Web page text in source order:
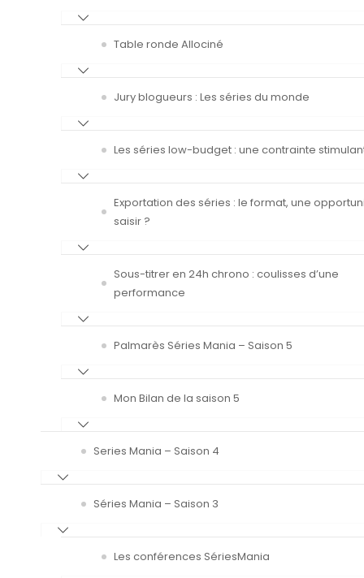
Table ronde Allociné
Jury blogueurs : Les séries du monde
Les séries low-budget : une contrainte
Exportation des séries : le format, une
saisir ?
Sous-titrer en 24h chrono : coulisses d’une
performance
Palmarès Séries Mania – Saison 5
Mon Bilan de la saison 5
Series Mania – Saison 4
Séries Mania – Saison 3
Les conférences SériesMania